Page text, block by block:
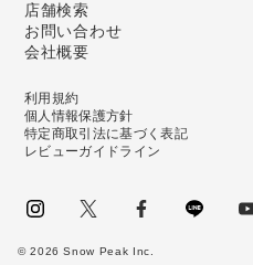
店舗検索
お問い合わせ
会社概要
利用規約
個人情報保護方針
特定商取引法に基づく表記
レビューガイドライン
©2026 Snow Peak Inc.